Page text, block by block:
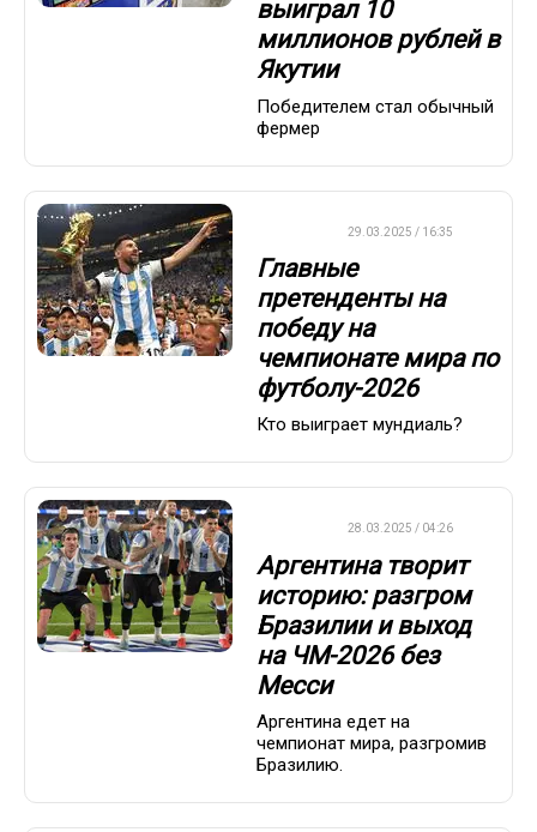
выиграл 10
миллионов рублей в
Якутии
Победителем стал обычный
фермер
29.03.2025 / 16:35
Главные
претенденты на
победу на
чемпионате мира по
футболу-2026
Кто выиграет мундиаль?
28.03.2025 / 04:26
Аргентина творит
историю: разгром
Бразилии и выход
на ЧМ-2026 без
Месси
Аргентина едет на
чемпионат мира, разгромив
Бразилию.